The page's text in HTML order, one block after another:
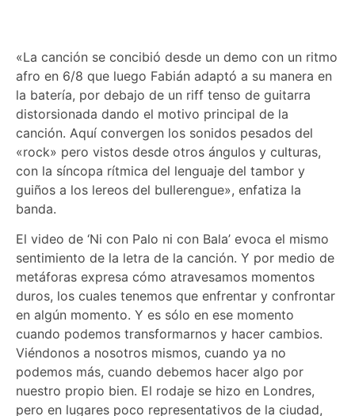
«La canción se concibió desde un demo con un ritmo
afro en 6/8 que luego Fabián adaptó a su manera en
la batería, por debajo de un riff tenso de guitarra
distorsionada dando el motivo principal de la
canción. Aquí convergen los sonidos pesados del
«rock» pero vistos desde otros ángulos y culturas,
con la síncopa rítmica del lenguaje del tambor y
guiños a los lereos del bullerengue», enfatiza la
banda.
El video de ‘Ni con Palo ni con Bala’ evoca el mismo
sentimiento de la letra de la canción. Y por medio de
metáforas expresa cómo atravesamos momentos
duros, los cuales tenemos que enfrentar y confrontar
en algún momento. Y es sólo en ese momento
cuando podemos transformarnos y hacer cambios.
Viéndonos a nosotros mismos, cuando ya no
podemos más, cuando debemos hacer algo por
nuestro propio bien. El rodaje se hizo en Londres,
pero en lugares poco representativos de la ciudad,